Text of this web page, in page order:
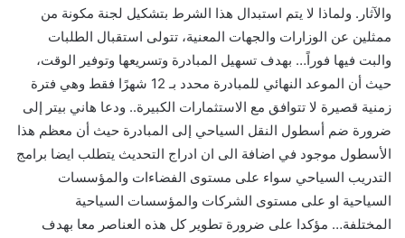
والآثار. ولماذا لا يتم استبدال هذا الشرط بتشكيل لجنة مكونة من
ممثلين عن الوزارات والجهات المعنية، تتولى استقبال الطلبات
والبت فيها فوراً… بهدف تسهيل المبادرة وتسريعها وتوفير الوقت،
حيث أن الموعد النهائي للمبادرة محدد بـ 12 شهرًا فقط وهي فترة
زمنية قصيرة لا تتوافق مع الاستثمارات الكبيرة.. ودعا هاني بيتر إلى
ضرورة ضم أسطول النقل السياحي إلى المبادرة حيث أن معظم هذا
الأسطول موجود في اضافة الى ان ادراج التحديث يتطلب ايضا برامج
التدريب السياحي سواء على مستوى الفضاءات والمؤسسات
السياحية او على مستوى الشركات والمؤسسات السياحية
المختلفة… مؤكدا على ضرورة تطوير كل هذه العناصر معا بهدف